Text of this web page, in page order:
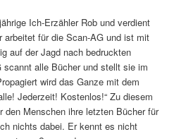
Ich-Erzähler Rob und verdient
arbeitet für die Scan-AG und ist mit
auf der Jagd nach bedruckten
scannt alle Bücher und stellt sie im
wird das Ganze mit dem
Jederzeit! Kostenlos!“ Zu diesem
den Menschen ihre letzten Bücher für
nichts dabei. Er kennt es nicht